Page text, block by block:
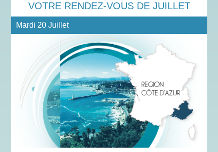
VOTRE RENDEZ-VOUS DE JUILLET
Mardi 20 Juillet